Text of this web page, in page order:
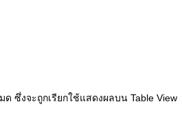
ซึ่งจะถูกเรียกใช้แสดงผลบน Table View